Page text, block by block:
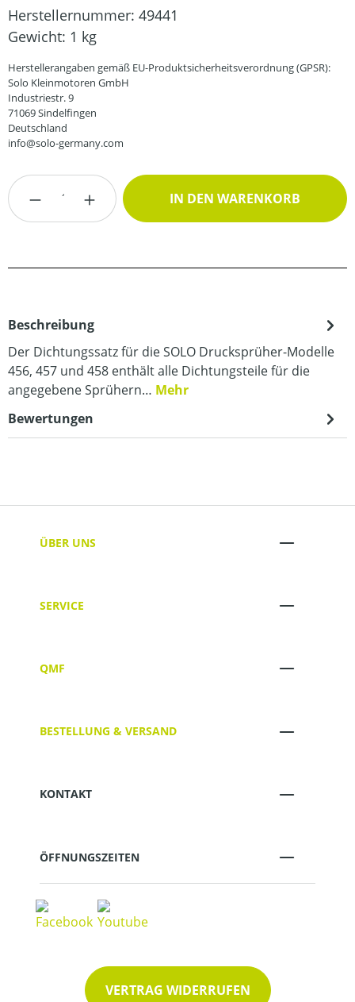
Herstellernummer: 49441
Gewicht: 1 kg
Herstellerangaben gemäß EU-Produktsicherheitsverordnung (GPSR):
Solo Kleinmotoren GmbH
Industriestr. 9
71069 Sindelfingen
Deutschland
info@solo-germany.com
Produkt Anzahl: Gib den gewünschten
IN DEN WARENKORB
Beschreibung
Der Dichtungssatz für die SOLO Drucksprüher-Modelle
456, 457 und 458 enthält alle Dichtungsteile für die
angegebene Sprühern… Mehr
Bewertungen
ÜBER UNS
SERVICE
QMF
BESTELLUNG & VERSAND
KONTAKT
ÖFFNUNGSZEITEN
VERTRAG WIDERRUFEN